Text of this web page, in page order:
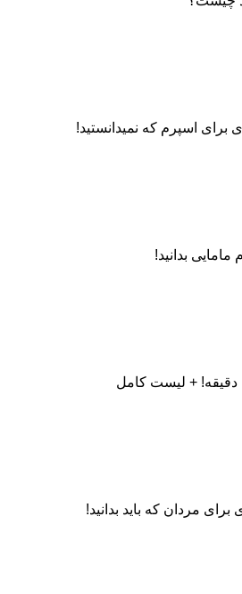
برای اسپرم که نمیدانستید!
مامایی بدانید!
مردان که باید بدانید!